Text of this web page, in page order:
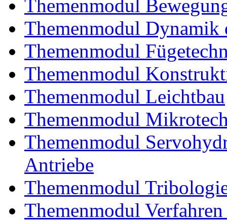
Themenmodul
Themenmodul Dynamik
Themenmodul
Themenmodul
Themenmodul Leichtbau
Themenmodul
Themenmodul
Antriebe
Themenmodul
Themenmodul